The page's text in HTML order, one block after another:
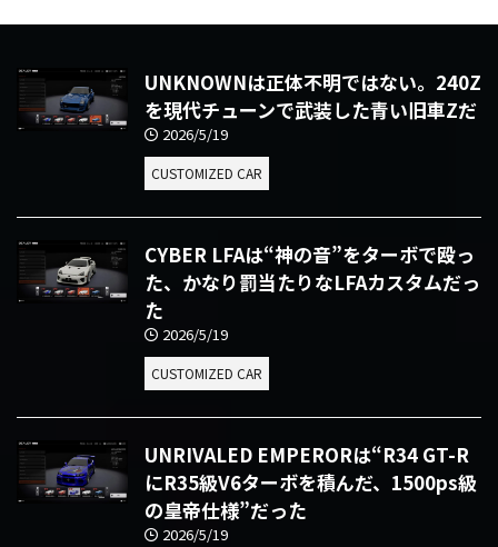
UNKNOWNは正体不明ではない。240Z
を現代チューンで武装した青い旧車Zだ
2026/5/19
CUSTOMIZED CAR
CYBER LFAは“神の音”をターボで殴っ
た、かなり罰当たりなLFAカスタムだっ
た
2026/5/19
CUSTOMIZED CAR
UNRIVALED EMPERORは“R34 GT-R
にR35級V6ターボを積んだ、1500ps級
の皇帝仕様”だった
2026/5/19